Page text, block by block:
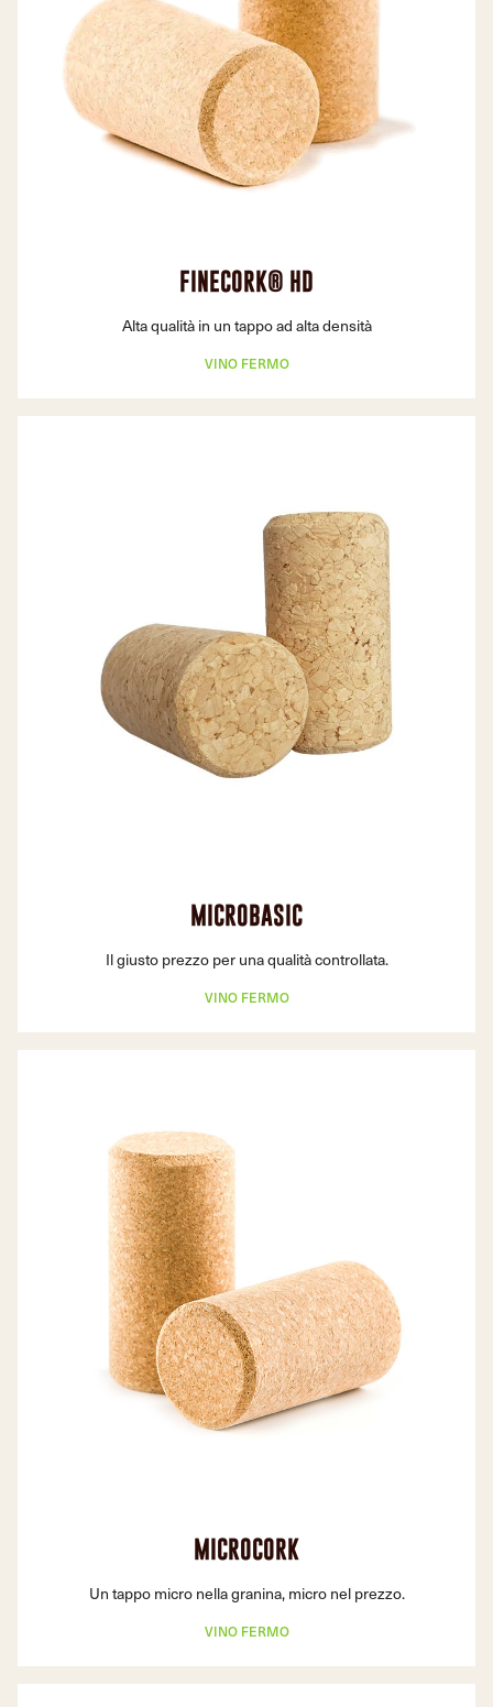
FINECORK® HD
Alta qualità in un tappo ad alta densità
VINO FERMO
MICROBASIC
Il giusto prezzo per una qualità controllata.
VINO FERMO
MICROCORK
Un tappo micro nella granina, micro nel prezzo.
VINO FERMO